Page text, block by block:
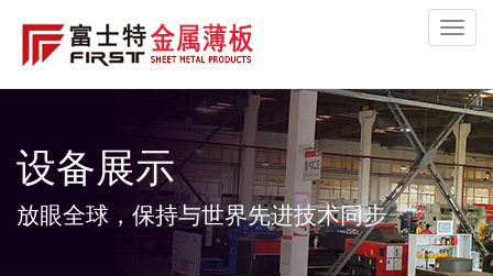
设备展示
放眼全球，保持与世界先进技术同步